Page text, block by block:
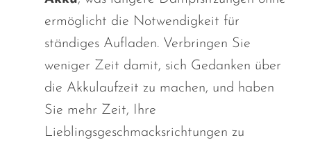
ermöglicht die Notwendigkeit für
ständiges Aufladen. Verbringen Sie
weniger Zeit damit, sich Gedanken über
die Akkulaufzeit zu machen, und haben
Sie mehr Zeit, Ihre
Lieblingsgeschmacksrichtungen zu